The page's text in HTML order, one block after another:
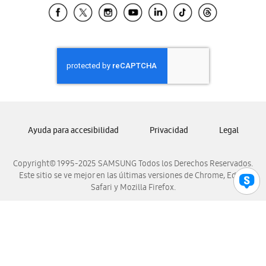
Samsung El Salvador
Samsung Honduras
Samsung Nicaragua
Samsung Panamá
Samsung Venezuela
Copyright© 1995-2025 SAMSUNG Todos los Derechos Reservados.
Este sitio se ve mejor en las últimas versiones de Chrome, Edge,
Safari y Mozilla Firefox.
Ayuda para accesibilidad Privacidad Legal